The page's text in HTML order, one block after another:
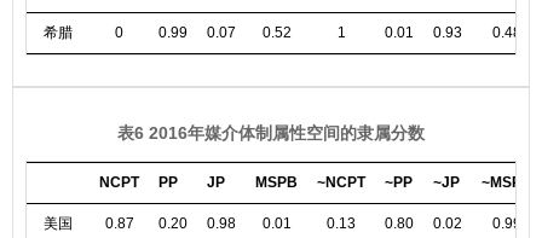
希腊 0 0.99 0.07 0.52 1 0.01 0.93 0.48
表6 2016年媒介体制属性空间的隶属分数
NCPT PP JP MSPB ~NCPT ~PP ~JP ~MSPB
美国 0.87 0.20 0.98 0.01 0.13 0.80 0.02 0.99